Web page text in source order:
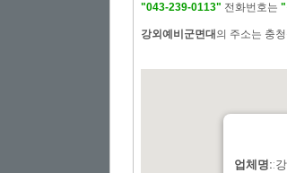
"043-239-0113" 전화번호는 "
강외예비군면대 의 주소는 충
업체명::